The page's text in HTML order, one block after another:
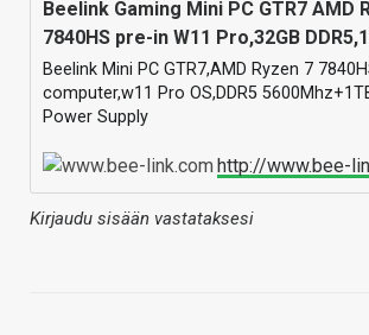
Beelink Gaming Mini PC GTR7 AMD
7840HS pre-in W11 Pro,32GB
Beelink Mini PC GTR7,AMD Ryzen 7
computer,w11 Pro OS,DDR5
Power Supply
http://www.bee-
Kirjaudu sisään vastataksesi